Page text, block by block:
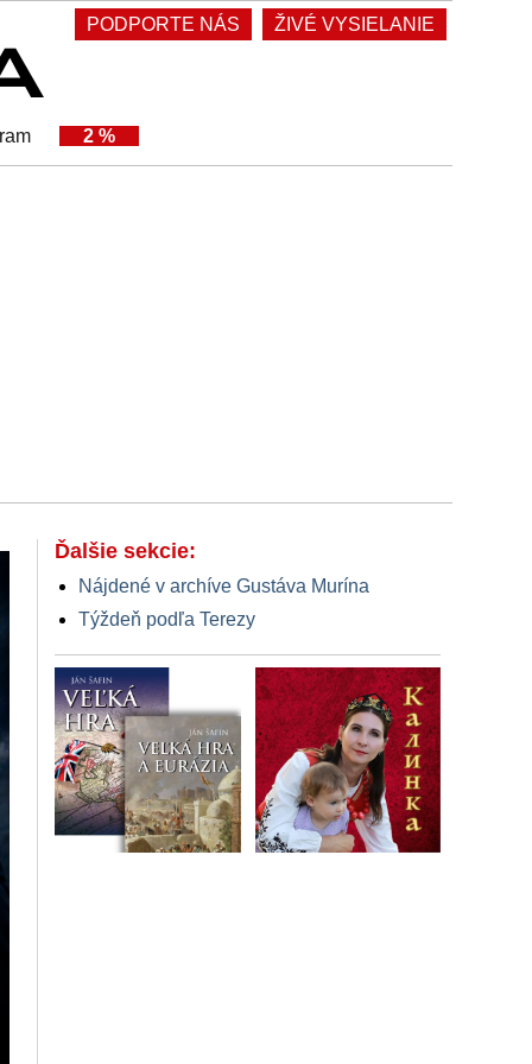
PODPORTE NÁS ŽIVÉ VYSIELANIE
2 %
Ďalšie sekcie:
Nájdené v archíve Gustáva Murína
Týždeň podľa Terezy